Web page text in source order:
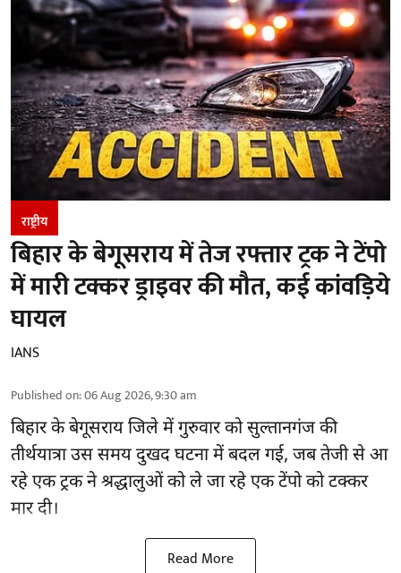
राष्ट्रीय
बिहार के बेगूसराय में तेज रफ्तार ट्रक ने टेंपो
में मारी टक्कर ड्राइवर की मौत, कई कांवड़िये
घायल
IANS
Published on:06 Aug 2026, 9:30 am
बिहारके बेगूसराय जिले में गुरुवार को सुल्तानगंज की
तीर्थयात्रा उस समय दुखद घटना में बदल गई, जब तेजी से आ
रहे एक ट्रक ने श्रद्धालुओं को ले जा रहे एक टेंपो को टक्कर
मार दी।
Read More